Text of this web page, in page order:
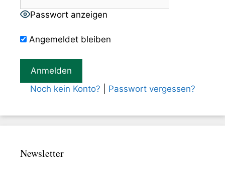
Passwort anzeigen
Angemeldet bleiben
Noch kein Konto? Passwort vergessen?
Newsletter